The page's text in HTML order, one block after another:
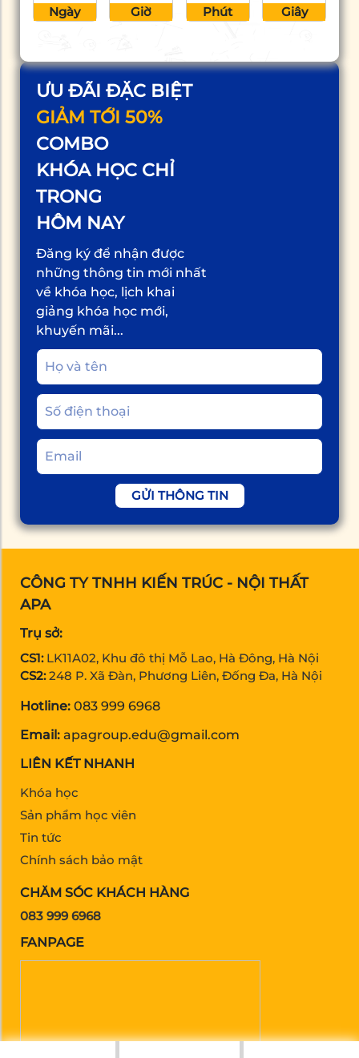
ƯU ĐÃI ĐẶC BIỆT
GIẢM TỚI 50%
COMBO
KHÓA HỌC CHỈ
TRONG
HÔM NAY
Đăng ký để nhận được
những thông tin mới nhất
về khóa học, lịch khai
giảng khóa học mới,
khuyến mãi...
GỬI THÔNG TIN
Ngày Giờ Phút Giây
CÔNG TY TNHH KIẾN TRÚC - NỘI THẤT
APA
Trụ sở:
CS1: LK11A02, Khu đô thị Mỗ Lao, Hà Đông, Hà Nội
CS2: 248 P. Xã Đàn, Phương Liên, Đống Đa, Hà Nội
Hotline: 083 999 6968
Email: apagroup.edu@gmail.com
LIÊN KẾT NHANH
Khóa học
Sản phẩm học viên
Tin tức
Chính sách bảo mật
CHĂM SÓC KHÁCH HÀNG
083 999 6968
FANPAGE